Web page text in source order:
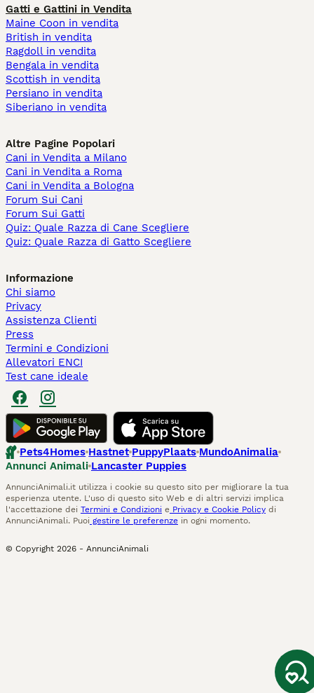
Gatti e Gattini in Vendita
Maine Coon in vendita
British in vendita
Ragdoll in vendita
Bengala in vendita
Scottish in vendita
Persiano in vendita
Siberiano in vendita
Altre Pagine Popolari
Cani in Vendita a Milano
Cani in Vendita a Roma
Cani in Vendita a Bologna
Forum Sui Cani
Forum Sui Gatti
Quiz: Quale Razza di Cane Scegliere
Quiz: Quale Razza di Gatto Scegliere
Informazione
Chi siamo
Privacy
Assistenza Clienti
Press
Termini e Condizioni
Allevatori ENCI
Test cane ideale
Pets4Homes Hastnet PuppyPlaats MundoAnimalia
Annunci Animali Lancaster Puppies
AnnunciAnimali.it utilizza i cookie su questo sito per migliorare la tua
esperienza utente. L'uso di questo sito Web e di altri servizi implica
l'accettazione dei Termini e Condizioni e Privacy e Cookie Policy di
AnnunciAnimali. Puoi gestire le preferenze in ogni momento.
© Copyright 2026 - AnnunciAnimali